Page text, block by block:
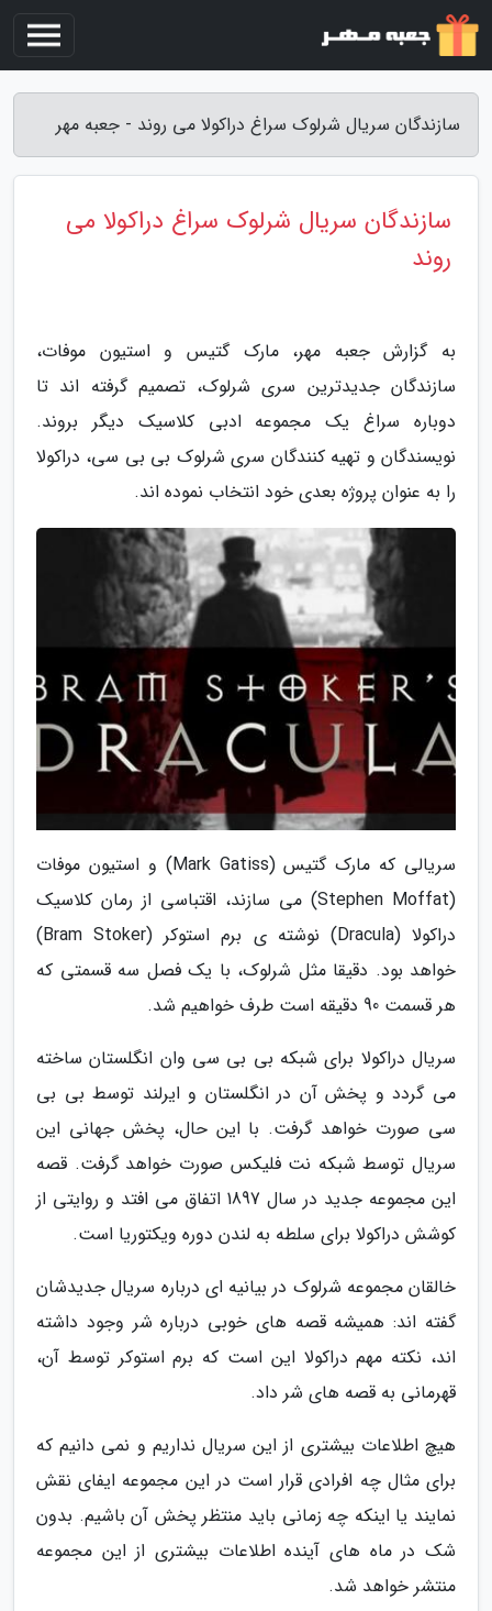
سازندگان سریال شرلوک سراغ دراکولا می روند - جعبه مهر
سازندگان سریال شرلوک سراغ دراکولا می
روند
به گزارش جعبه مهر، مارک گتیس و استیون موفات،
سازندگان جدیدترین سری شرلوک، تصمیم گرفته اند تا
دوباره سراغ یک مجموعه ادبی کلاسیک دیگر بروند.
نویسندگان و تهیه کنندگان سری شرلوک بی بی سی، دراکولا
را به عنوان پروژه بعدی خود انتخاب نموده اند.
سریالی که مارک گتیس (Mark Gatiss) و استیون موفات
(Stephen Moffat) می سازند، اقتباسی از رمان کلاسیک
دراکولا (Dracula) نوشته ی برم استوکر (Bram Stoker)
خواهد بود. دقیقا مثل شرلوک، با یک فصل سه قسمتی که
هر قسمت 90 دقیقه است طرف خواهیم شد.
سریال دراکولا برای شبکه بی بی سی وان انگلستان ساخته
می گردد و پخش آن در انگلستان و ایرلند توسط بی بی
سی صورت خواهد گرفت. با این حال، پخش جهانی این
سریال توسط شبکه نت فلیکس صورت خواهد گرفت. قصه
این مجموعه جدید در سال 1897 اتفاق می افتد و روایتی از
کوشش دراکولا برای سلطه به لندن دوره ویکتوریا است.
خالقان مجموعه شرلوک در بیانیه ای درباره سریال جدیدشان
گفته اند: همیشه قصه های خوبی درباره شر وجود داشته
اند، نکته مهم دراکولا این است که برم استوکر توسط آن،
قهرمانی به قصه های شر داد.
هیچ اطلاعات بیشتری از این سریال نداریم و نمی دانیم که
برای مثال چه افرادی قرار است در این مجموعه ایفای نقش
نمایند یا اینکه چه زمانی باید منتظر پخش آن باشیم. بدون
شک در ماه های آینده اطلاعات بیشتری از این مجموعه
منتشر خواهد شد.